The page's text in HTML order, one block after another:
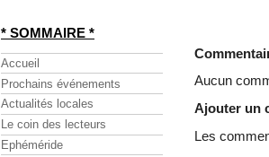
Aucun
Ajouter un
Les
* SOMMAIRE *
Accueil
Prochains événements
Actualités locales
Le coin des lecteurs
Ephéméride